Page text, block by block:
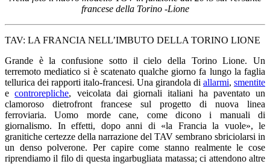
francese della Torino -Lione
TAV: LA FRANCIA NELL’IMBUTO DELLA TORINO LIONE
Grande è la confusione sotto il cielo della Torino Lione. Un
terremoto mediatico si è scatenato qualche giorno fa lungo la faglia
tellurica dei rapporti italo-francesi. Una girandola di allarmi, smentite
econtrorepliche, veicolata dai giornali italiani ha paventato un
clamoroso dietrofront francese sul progetto di nuova linea
ferroviaria. Uomo morde cane, come dicono i manuali di
giornalismo. In effetti, dopo anni di «la Francia la vuole», le
granitiche certezze della narrazione del TAV sembrano sbriciolarsi in
un denso polverone. Per capire come stanno realmente le cose
riprendiamo il filo di questa ingarbugliata matassa; ci attendono altre